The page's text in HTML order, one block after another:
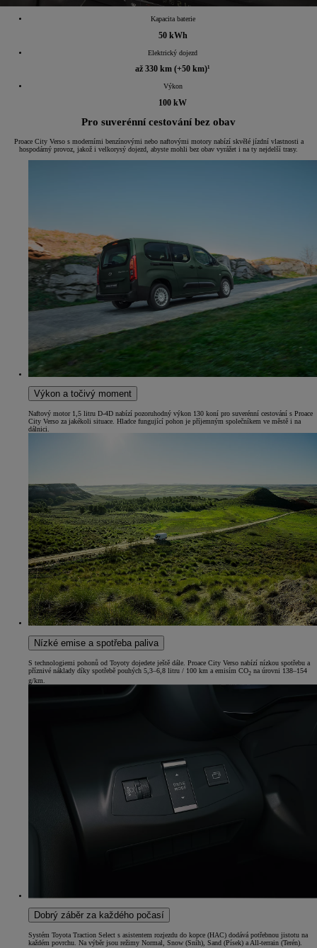
Kapacita baterie
50 kWh
Elektrický dojezd
až 330 km (+50 km)¹
Výkon
100 kW
Pro suverénní cestování bez obav
Proace City Verso s moderními benzínovými nebo naftovými motory nabízí skvělé jízdní vlastnosti a
hospodárný provoz, jakož i velkorysý dojezd, abyste mohli bez obav vyrážet i na ty nejdelší trasy.
Výkon a točivý moment
Naftový motor 1,5 litru D-4D nabízí pozoruhodný výkon 130 koní pro suverénní cestování s Proace
City Verso za jakékoli situace. Hladce fungující pohon je příjemným společníkem ve městě i na
dálnici.
Nízké emise a spotřeba paliva
S technologiemi pohonů od Toyoty dojedete ještě dále. Proace City Verso nabízí nízkou spotřebu a
příznivé náklady díky spotřebě pouhých 5,3–6,8 litru / 100 km a emisím CO2 na úrovni 138–154
g/km.
Dobrý záběr za každého počasí
Systém Toyota Traction Select s asistentem rozjezdu do kopce (HAC) dodává potřebnou jistotu na
každém povrchu. Na výběr jsou režimy Normal, Snow (Sníh), Sand (Písek) a All-terrain (Terén).